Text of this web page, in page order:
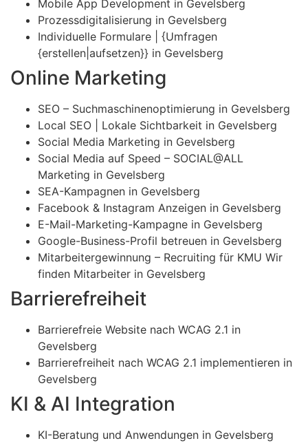
Mobile App Development in Gevelsberg
Prozessdigitalisierung in Gevelsberg
Individuelle Formulare | {Umfragen
{erstellen|aufsetzen}} in Gevelsberg
Online Marketing
SEO – Suchmaschinenoptimierung in Gevelsberg
Local SEO | Lokale Sichtbarkeit in Gevelsberg
Social Media Marketing in Gevelsberg
Social Media auf Speed – SOCIAL@ALL
Marketing in Gevelsberg
SEA-Kampagnen in Gevelsberg
Facebook & Instagram Anzeigen in Gevelsberg
E-Mail-Marketing-Kampagne in Gevelsberg
Google-Business-Profil betreuen in Gevelsberg
Mitarbeitergewinnung – Recruiting für KMU Wir
finden Mitarbeiter in Gevelsberg
Barrierefreiheit
Barrierefreie Website nach WCAG 2.1 in
Gevelsberg
Barrierefreiheit nach WCAG 2.1 implementieren in
Gevelsberg
KI & AI Integration
KI-Beratung und Anwendungen in Gevelsberg